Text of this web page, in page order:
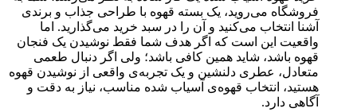
فروشگاه می‌روید، یک بسته قهوه با طراحی جذاب و برندی
آشنا انتخاب می‌کنید و آن را در سبد خرید می‌گذارید. اما
واقعیت این است که اگر هدف شما فقط نوشیدن یک فنجان
قهوه باشد، شاید همین کافی باشد؛ ولی اگر دنبال طعمی
متعادل، عطری دلنشین و یک تجربه‌ی واقعی از نوشیدن قهوه
هستید، انتخاب قهوه‌ی آسیاب شده مناسب، نیاز به دقت و
آگاهی دارد.